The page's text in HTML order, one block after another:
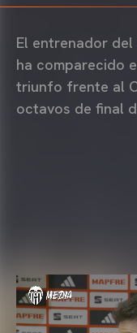
El entrenador del
ha comparecido
triunfo frente al
octavos de final